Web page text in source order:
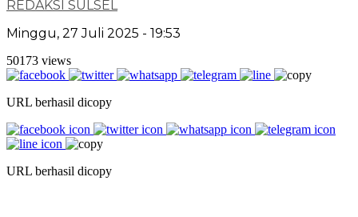
REDAKSI SULSEL
Minggu, 27 Juli 2025 - 19:53
50173 views
URL berhasil dicopy
URL berhasil dicopy